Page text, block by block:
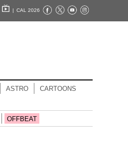
| CAL 2026
ASTRO CARTOONS
OFFBEAT